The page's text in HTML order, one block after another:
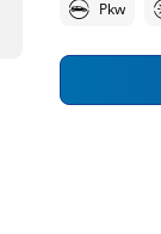
Pkw